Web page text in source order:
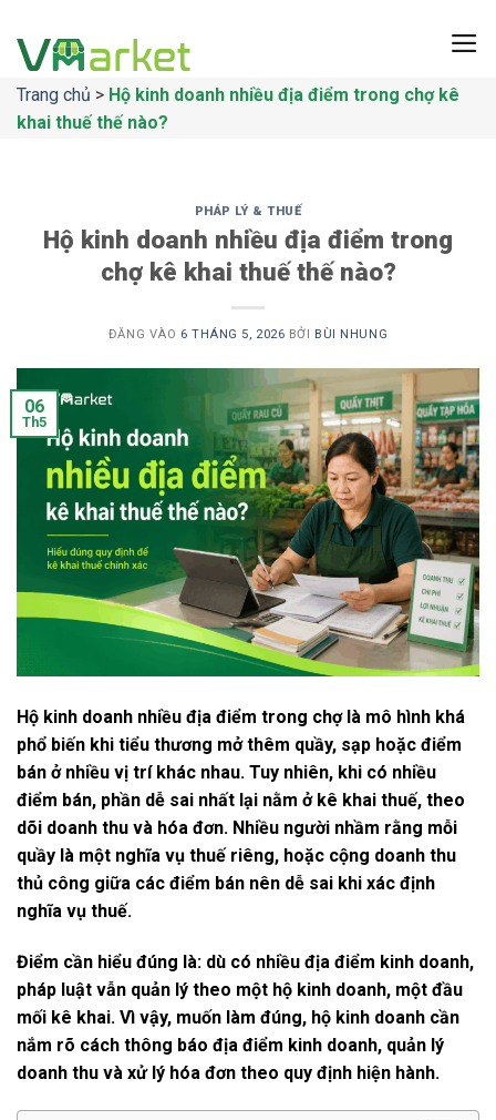
qua
dungTrang chủ > Hộ kinh doanh nhiều địa điểm trong chợ kê
khai thuế thế nào?
PHÁP LÝ & THUẾ
Hộ kinh doanh nhiều địa điểm trong
chợ kê khai thuế thế nào?
ĐĂNG VÀO 6 THÁNG 5, 2026 BỞI BÙI NHUNG
06
Th5
Hộ kinh doanh nhiều địa điểm trong chợ là mô hình khá
phổ biến khi tiểu thương mở thêm quầy, sạp hoặc điểm
bán ở nhiều vị trí khác nhau. Tuy nhiên, khi có nhiều
điểm bán, phần dễ sai nhất lại nằm ở kê khai thuế, theo
dõi doanh thu và hóa đơn. Nhiều người nhầm rằng mỗi
quầy là một nghĩa vụ thuế riêng, hoặc cộng doanh thu
thủ công giữa các điểm bán nên dễ sai khi xác định
nghĩa vụ thuế.
Điểm cần hiểu đúng là: dù có nhiều địa điểm kinh doanh,
pháp luật vẫn quản lý theo một hộ kinh doanh, một đầu
mối kê khai. Vì vậy, muốn làm đúng, hộ kinh doanh cần
nắm rõ cách thông báo địa điểm kinh doanh, quản lý
doanh thu và xử lý hóa đơn theo quy định hiện hành.